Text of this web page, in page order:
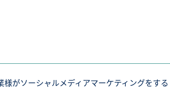
がソーシャルメディアマーケティングをする